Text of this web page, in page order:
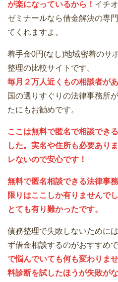
が楽になっているから！ イチ
ゼミナールなら借金解決の専
てくれますよ。
着手金0円(なし)地域密着のサ
整理の比較サイトです。
毎月２万人近くもの相談者が
国の選りすぐりの法律事務所
たにもお勧めです。
ここは無料で匿名で相談でき
した。実名や住所も必要あり
レないので安心です！
無料で匿名相談できる法律事
限りはここしか有りませんで
とても有り難かったです。
債務整理で失敗しないために
ず借金相談するのがおすすめで
で悩んでいても何も変わりま
料診断を試したほうが失敗が